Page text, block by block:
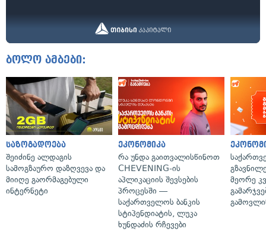
ბოლო ამბები:
საზოგადოება
შეიძინე ალდაგის
სამოგზაურო დაზღვევა და
მიიღე გაორმაგებული
ინტერნეტი
ეკონომიკა
რა უნდა გაითვალისწინოთ
CHEVENING-ის
აპლიკაციის შევსების
პროცესში —
საქართველოს ბანკის
სტიპენდიატის, ლუკა
ხუნდაძის რჩევები
მეორე